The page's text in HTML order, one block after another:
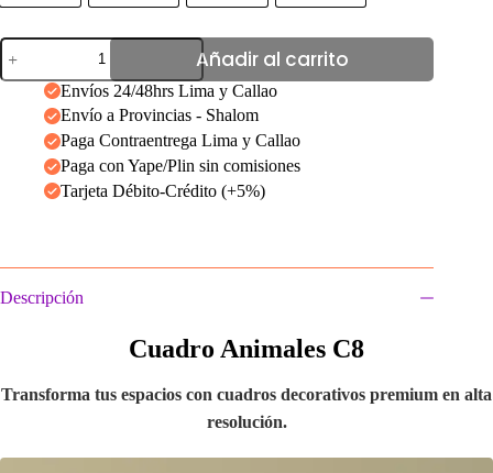
Cuadro
Animales
C8
cantidad
Añadir al carrito
Envíos 24/48hrs Lima y Callao
Envío a Provincias - Shalom
Paga Contraentrega Lima y Callao
Paga con Yape/Plin sin comisiones
Tarjeta Débito-Crédito (+5%)
Descripción
Cuadro Animales C8
Transforma tus espacios con cuadros decorativos premium en alta
resolución.